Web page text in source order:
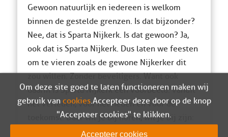
Gewoon natuurlijk en iedereen is welkom
binnen de gestelde grenzen. Is dat bijzonder?
Nee, dat is Sparta Nijkerk. Is dat gewoon? Ja,
ook dat is Sparta Nijkerk. Dus laten we feesten
om te vieren zoals de gewone Nijkerker dit
zou willen. Zonder beveiligers. Want ook
daarin is Sparta Nijkerk een voorbeeld: vanuit
het verleden, voor het heden en voor de
toekomst. Daar wil je bij horen, wil je bij zijn:
Sparta Nijkerk, laat de (feest)leeuw maar
Om deze site goed te laten functioneren maken wij
gebruik van cookies. Accepteer deze door op de knop
"Accepteer cookies" te klikken.
Accepteer cookies